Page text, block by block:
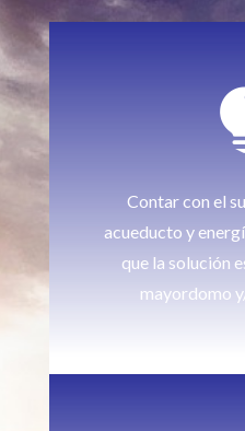
Contar con el
acueducto y
que la solución
mayordomo